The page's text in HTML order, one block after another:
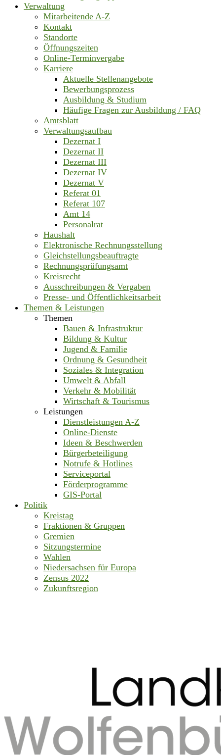
Verwaltung
Mitarbeitende A-Z
Kontakt
Standorte
Öffnungszeiten
Online-Terminvergabe
Karriere
Aktuelle Stellenangebote
Bewerbungsprozess
Ausbildung & Studium
Häufige Fragen zur Ausbildung / FAQ
Amtsblatt
Verwaltungsaufbau
Dezernat I
Dezernat II
Dezernat III
Dezernat IV
Dezernat V
Referat 01
Referat 107
Amt 14
Personalrat
Haushalt
Elektronische Rechnungsstellung
Gleichstellungsbeauftragte
Rechnungsprüfungsamt
Kreisrecht
Ausschreibungen & Vergaben
Presse- und Öffentlichkeitsarbeit
Themen & Leistungen
Themen
Bauen & Infrastruktur
Bildung & Kultur
Jugend & Familie
Ordnung & Gesundheit
Soziales & Integration
Umwelt & Abfall
Verkehr & Mobilität
Wirtschaft & Tourismus
Leistungen
Dienstleistungen A-Z
Online-Dienste
Ideen & Beschwerden
Bürgerbeteiligung
Notrufe & Hotlines
Serviceportal
Förderprogramme
GIS-Portal
Politik
Kreistag
Fraktionen & Gruppen
Gremien
Sitzungstermine
Wahlen
Niedersachsen für Europa
Zensus 2022
Zukunftsregion